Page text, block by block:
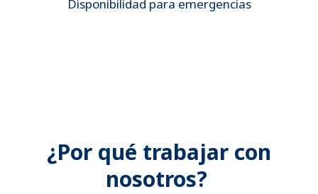
Disponibilidad para emergencias
¿Por qué trabajar con
nosotros?